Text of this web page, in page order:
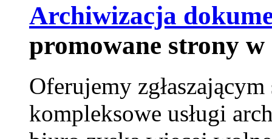
Archiwizacja
promowane strony
Oferujemy
kompleksowe usługi